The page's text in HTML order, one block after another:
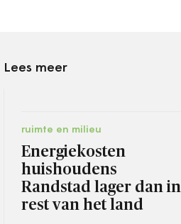
Lees meer
ruimte en milieu
Energiekosten
huishoudens
Randstad lager dan in
rest van het land